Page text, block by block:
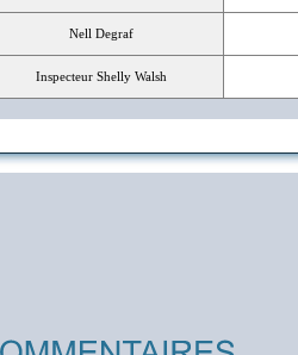
Nell Degraf
Inspecteur Shelly Walsh